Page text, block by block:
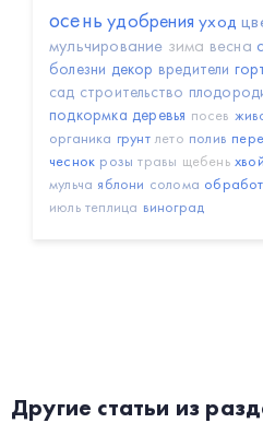
осень удобрения уход
мульчирование зима весна
болезни декор вредители
сад строительство
подкормка деревья посев
органика грунт лето полив
чеснок розы травы щебень
мульча яблони солома
июль теплица виноград
Другие статьи из